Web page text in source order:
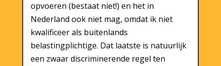
opvoeren (bestaat niet!) en het in
Nederland ook niet mag, omdat ik niet
kwalificeer als buitenlands
belastingplichtige. Dat laatste is natuurlijk
een zwaar discriminerende regel ten